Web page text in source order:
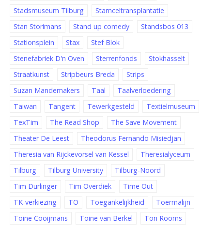
Stadsmuseum Tilburg
Stamceltransplantatie
Stan Storimans
Stand up comedy
Standsbos 013
Stationsplein
Stax
Stef Blok
Stenefabriek D'n Oven
Sterrenfonds
Stokhasselt
Straatkunst
Stripbeurs Breda
Strips
Suzan Mandemakers
Taal
Taalverloedering
Taiwan
Tangent Tewerkgesteld
Textielmuseum
TexTim
The Read Shop
The Save Movement
Theater De Leest
Theodorus Fernando Misiedjan
Theresia van Rijckevorsel van Kessel
Theresialyceum
Tilburg
Tilburg University
Tilburg-Noord
Tim Durlinger
Tim Overdiek
Time Out
TK-verkiezing
TO Toegankelijkheid
Toermalijn
Toine Cooijmans
Toine van Berkel
Ton Rooms